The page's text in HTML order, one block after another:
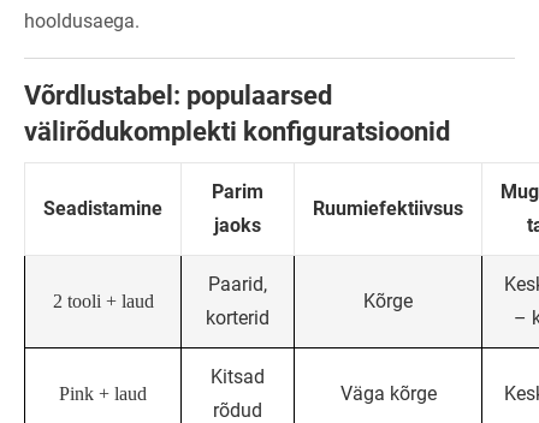
hooldusaega.
Võrdlustabel: populaarsed
välirõdukomplekti konfiguratsioonid
Seadistamine
Parim
jaoks
Ruumiefektiivsus
2 tooli + laud
Paarid,
korterid
Kõrge
–
Pink + laud
Kitsad
rõdud
Väga kõrge